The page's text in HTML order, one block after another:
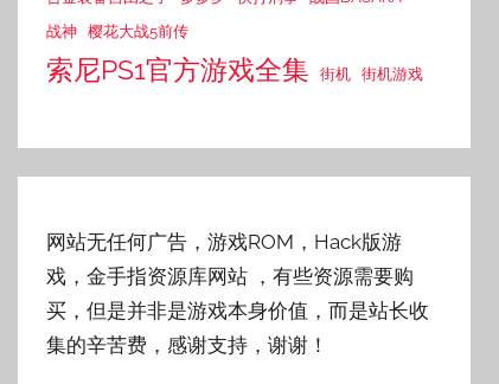
战神
樱花大战5前传
索尼PS1官方游戏全集 街机 街机游戏
网站无任何广告，游戏ROM，Hack版游
戏，金手指资源库网站 ，有些资源需要购
买，但是并非是游戏本身价值，而是站长收
集的辛苦费，感谢支持，谢谢！